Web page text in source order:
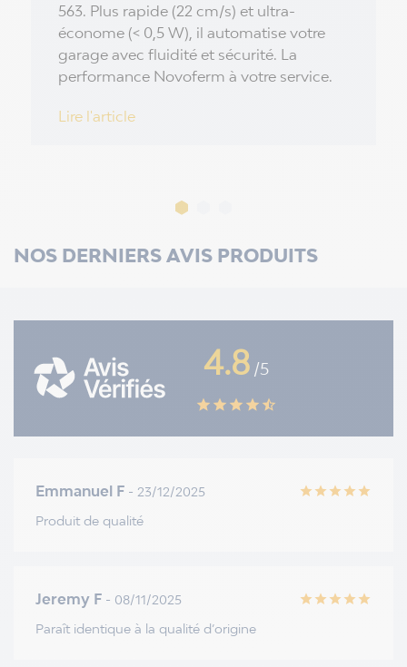
563. Plus rapide (22 cm/s) et ultra-
économe (< 0,5 W), il automatise votre
garage avec fluidité et sécurité. La
performance Novoferm à votre service.
Lire l'article
NOS DERNIERS AVIS PRODUITS
4.8 /5
star star star star star_half
Emmanuel F - 23/12/2025 star star star star star
Produit de qualité
Jeremy F - 08/11/2025 star star star star star
Paraît identique à la qualité d’origine